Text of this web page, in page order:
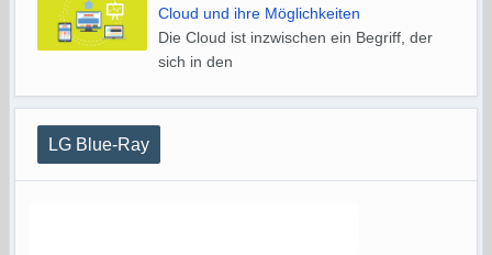
Cloud und ihre Möglichkeiten
Die Cloud ist inzwischen ein Begriff, der
sich in den
LG Blue-Ray